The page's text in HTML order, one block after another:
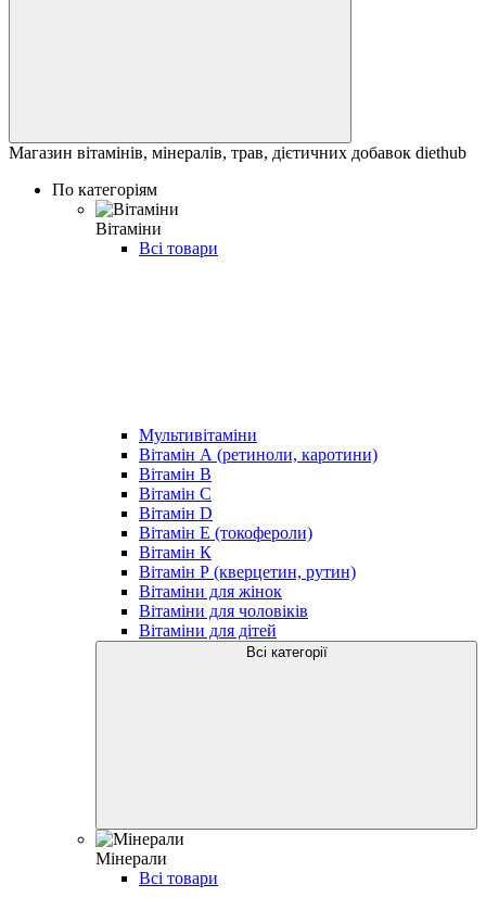
Магазин вітамінів, мінералів, трав, дієтичних добавок diethub
По категоріям
Вітаміни
Всі товари
Мультивітаміни
Вітамін А (ретиноли, каротини)
Вітамін В
Вітамін С
Вітамін D
Вітамін Е (токофероли)
Вітамін К
Вітамін Р (кверцетин, рутин)
Вітаміни для жінок
Вітаміни для чоловіків
Вітаміни для дітей
Всі категорії
Мінерали
Всі товари